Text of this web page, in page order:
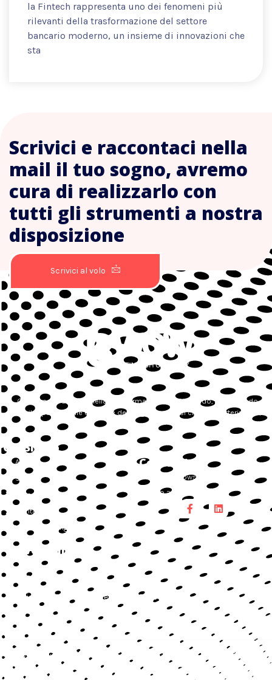
la Fintech rappresenta uno dei fenomeni più
rilevanti della trasformazione del settore
bancario moderno, un insieme di innovazioni che
sta
Scrivici e raccontaci nella
mail il tuo sogno, avremo
cura di realizzarlo con
tutti gli strumenti a nostra
disposizione
Scrivici al volo
Guidiamo le aziende nella loro forma digitale studiando, progettando e
sviluppando sulle esigenze dei singoli processi che la caratterizzano,
Chi Siamo
About
Servizi
Lavora con noi
Contatti
Whistleblowing
Contatti
info@bwowsolution.it
+39 375 697 0388
Dove Siamo
Roma
Via Giacomo Peroni 400 - Tecnopolo Tiburtino
Bwow Solution Srl - P.iva 15475221006 REA: 1592965 - C.S. € 10.000 i.v.